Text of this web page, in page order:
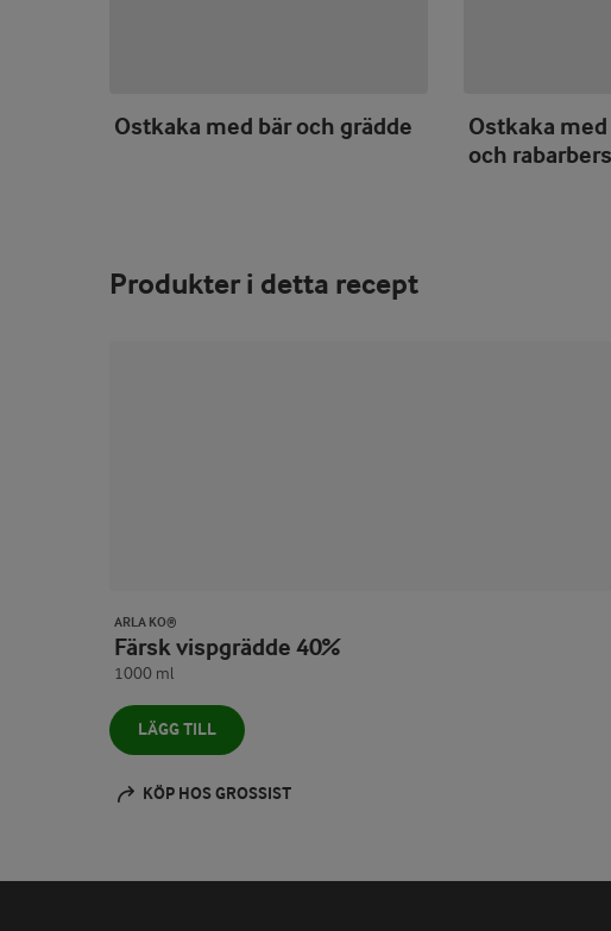
Ostkaka med bär och grädde
Ostkaka
och
Produkter i detta recept
ARLA KO®
Färsk vispgrädde 40%
1000 ml
LÄGG TILL
KÖP HOS GROSSIST